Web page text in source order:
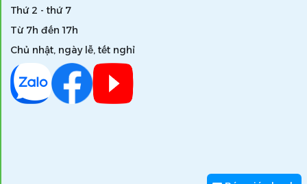
Thứ 2 - thứ 7
Từ 7h đến 17h
Chủ nhật, ngày lễ, tết nghỉ